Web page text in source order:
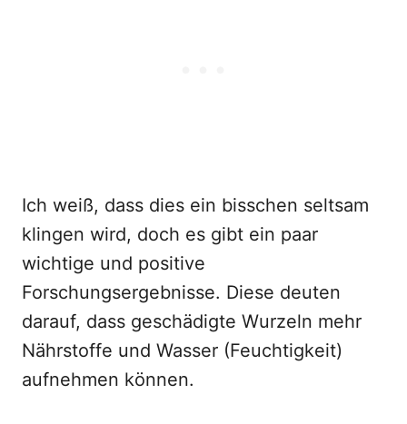
Ich weiß, dass dies ein bisschen seltsam
klingen wird, doch es gibt ein paar
wichtige und positive
Forschungsergebnisse. Diese deuten
darauf, dass geschädigte Wurzeln mehr
Nährstoffe und Wasser (Feuchtigkeit)
aufnehmen können.